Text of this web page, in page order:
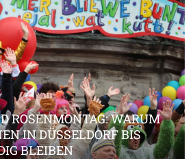
ROSENMONTAG: WARUM
IN DÜSSELDORF BIS
BLEIBEN